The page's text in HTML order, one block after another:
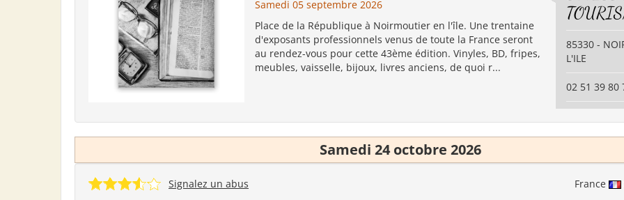
Samedi 05 septembre 2026
Place de la République à Noirmoutier en l'île. Une trentaine
d'exposants professionnels venus de toute la France seront
au rendez-vous pour cette 43ème édition. Vinyles, BD, fripes,
meubles, vaisselle, bijoux, livres anciens, de quoi r...
85330 -
L'ILE
02 51 39 80
Samedi 24 octobre 2026
France
Signalez un abus